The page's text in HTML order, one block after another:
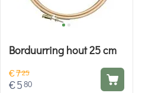
Borduurring hout 25 cm
€725
€580